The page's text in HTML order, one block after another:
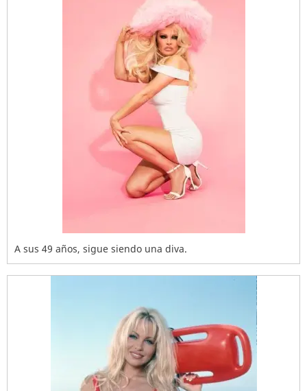
A sus 49 años, sigue siendo una diva.